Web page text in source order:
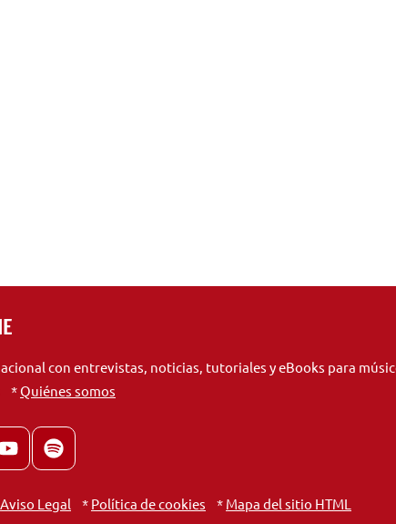
con entrevistas, noticias, tutoriales y eBooks para
*Quiénes somos
spotify
Aviso Legal * Política de cookies * Mapa del sitio HTML